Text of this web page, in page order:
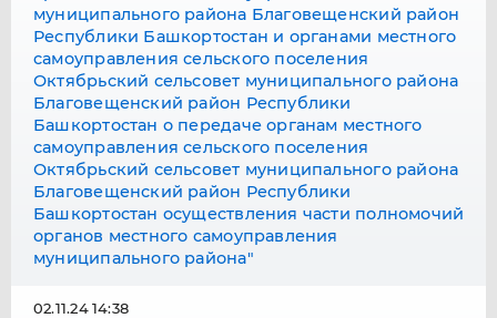
муниципального района Благовещенский район
Республики Башкортостан и органами местного
самоуправления сельского поселения
Октябрьский сельсовет муниципального района
Благовещенский район Республики
Башкортостан о передаче органам местного
самоуправления сельского поселения
Октябрьский сельсовет муниципального района
Благовещенский район Республики
Башкортостан осуществления части полномочий
органов местного самоуправления
муниципального района"
02.11.24 14:38